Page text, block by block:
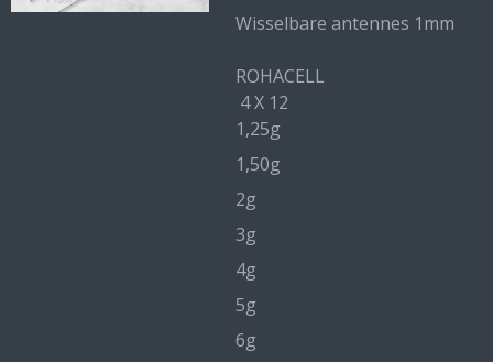
Wisselbare antennes 1mm
ROHACELL
4 X 12
1,25g
1,50g
2g
3g
4g
5g
6g